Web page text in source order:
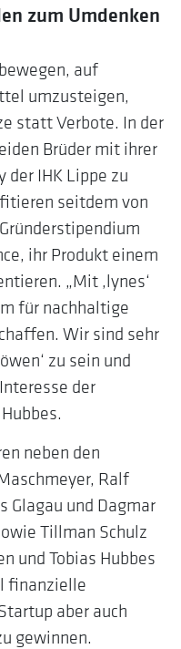
zum Umdenken
auf
umzusteigen,
statt Verbote. In der
Brüder mit ihrer
der IHK Lippe zu
seitdem von
ihr Produkt einem
„Mit ‚lynes‘
für nachhaltige
Wir sind sehr
zu sein und
der
neben den
Ralf
Glagau und Dagmar
Tillman Schulz
und Tobias Hubbes
finanzielle
aber auch
gewinnen.